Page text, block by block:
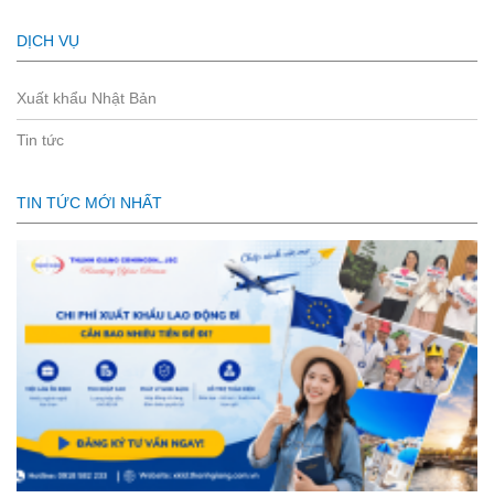
DỊCH VỤ
Xuất khẩu Nhật Bản
Tin tức
TIN TỨC MỚI NHẤT